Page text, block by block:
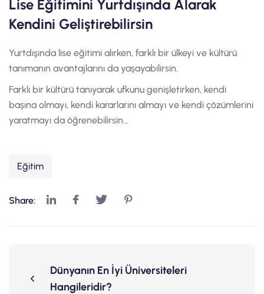
Lise Eğitimini Yurtdışında Alarak
Kendini Geliştirebilirsin
Yurtdışında lise eğitimi alırken, farklı bir ülkeyi ve kültürü
tanımanın avantajlarını da yaşayabilirsin.
Farklı bir kültürü tanıyarak ufkunu genişletirken, kendi
başına olmayı, kendi kararlarını almayı ve kendi çözümlerini
yaratmayı da öğrenebilirsin…
Eğitim
Share:
Dünyanın En İyi Üniversiteleri
Hangileridir?